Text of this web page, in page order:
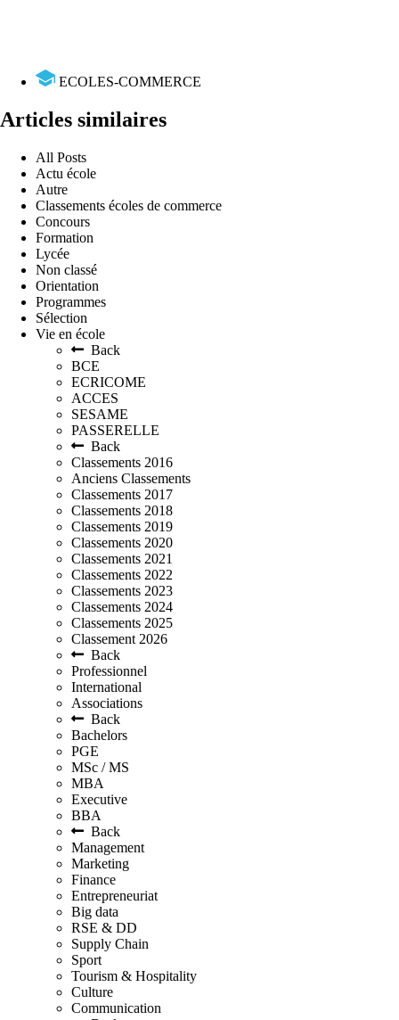
ECOLES-COMMERCE
Articles similaires
All Posts
Actu école
Autre
Classements écoles de commerce
Concours
Formation
Lycée
Non classé
Orientation
Programmes
Sélection
Vie en école
Back
BCE
ECRICOME
ACCES
SESAME
PASSERELLE
Back
Classements 2016
Anciens Classements
Classements 2017
Classements 2018
Classements 2019
Classements 2020
Classements 2021
Classements 2022
Classements 2023
Classements 2024
Classements 2025
Classement 2026
Back
Professionnel
International
Associations
Back
Bachelors
PGE
MSc / MS
MBA
Executive
BBA
Back
Management
Marketing
Finance
Entrepreneuriat
Big data
RSE & DD
Supply Chain
Sport
Tourism & Hospitality
Culture
Communication